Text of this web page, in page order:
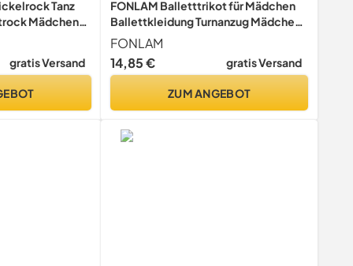
Tanz
Mädchen
für
M
gratis Versand
FONLAM Balletttrikot für Mädchen
Ballettkleidung Turnanzug Mädchen
Baumwolle Tanztrikot Tanzbody
Gymnastikanzug Kinder (Weiß, 9-10
Jahre)
FONLAM
14,85 €
gratis Versand
ZUM ANGEBOT